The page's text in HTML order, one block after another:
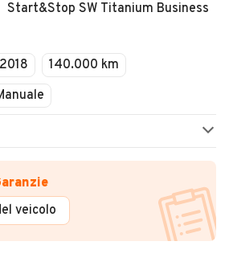
Start&Stop SW Titanium Business
140.000 km
veicolo